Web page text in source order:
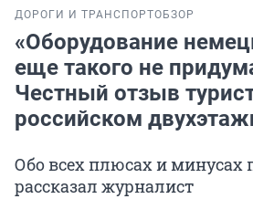
ДОРОГИ И ТРАНСПОРТОБЗОР
«Оборудование
еще такого не
Честный отзыв
российском
Обо всех плюсах и минусах
рассказал журналист